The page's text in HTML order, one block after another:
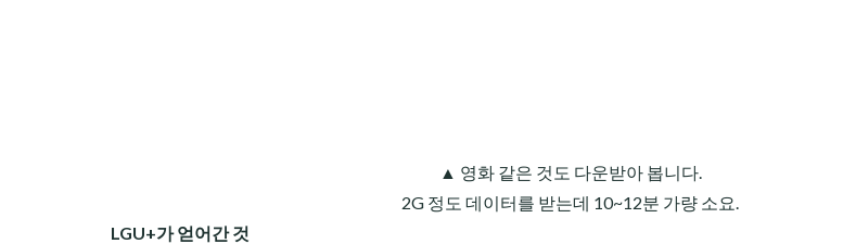
▲ 영화 같은 것도 다운받아 봅니다.
2G 정도 데이터를 받는데 10~12분 가량 소요.
LGU+가 얻어간 것